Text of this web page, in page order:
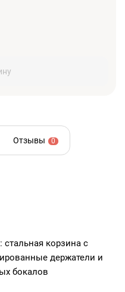
Отзывы 0
корзина с
держатели и
бокалов